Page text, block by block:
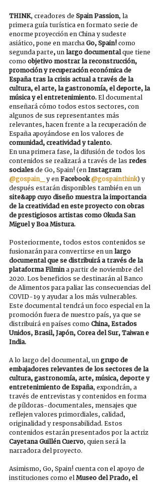
THINK, creadores de Spain Passion, la
primera guía turística en formato serie de
enorme proyección en China y sudeste
asiático, pone en marcha Go, Spain! como
segunda parte, un largo documental que tiene
como objetivo mostrar la reconstrucción,
promoción y recuperación económica de
España tras la crisis actual a través de la
cultura, el arte, la gastronomía, el deporte, la
música y el entretenimiento. El documental
enseñará cómo todos estos sectores, con
algunos de sus representantes más
relevantes, hacen frente a la recuperación de
España apoyándose en los valores de
comunidad, creatividad y talento.
En una primera fase, la difusión de todos los
contenidos se realizará a través de las redes
sociales de Go, Spain! (en Instagram
@gospain_
y en Facebook @gospainthink) y
después estarán disponibles también en un
site&app cuyo diseño muestra la importancia
de la creatividad en este proyecto con obras
de prestigiosos artistas como Okuda San
Miguel y Boa Mistura.
Posteriormente, todos estos contenidos se
fusionarán para convertirse en un largo
documental que se distribuirá a través de la
plataforma Filmin a partir de noviembre del
2020. Los beneficios se destinarán al Banco
de Alimentos para paliar las consecuencias del
COVID-19 y ayudar a los más vulnerables.
Este documental tendrá un foco especial en la
promoción fuera de nuestro país, ya que se
distribuirá en países como China, Estados
Unidos, Brasil, Japón, Corea del Sur, Taiwan e
India.
A lo largo del documental, un grupo de
embajadores relevantes de los sectores de la
cultura, gastronomía, arte, música, deporte y
entretenimiento de España, expondrán, a
través de entrevistas y contenidos en forma
de píldoras-documentales, mensajes que
reflejen valores primordiales, calidad,
originalidad y responsabilidad. Estos
contenidos estarán presentados por la actriz
Cayetana Guillén Cuervo, quien será la
narradora del proyecto.
Asimismo, Go, Spain! cuenta con el apoyo de
instituciones como el Museo del Prado, el